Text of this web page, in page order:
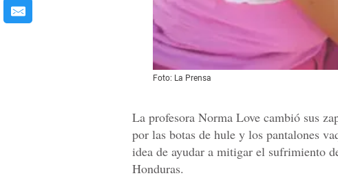
Foto: La Prensa
La profesora Norma Love cambió sus
por las botas de hule y los pantalones
idea de ayudar a mitigar el sufrimiento
Honduras.